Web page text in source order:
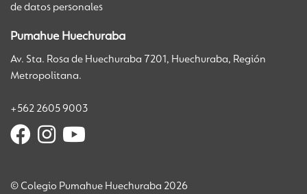
de datos personales
Pumahue Huechuraba
Av. Sta. Rosa de Huechuraba 7201, Huechuraba, Región
Metropolitana.
+562 2605 9003
© Colegio Pumahue Huechuraba 2026